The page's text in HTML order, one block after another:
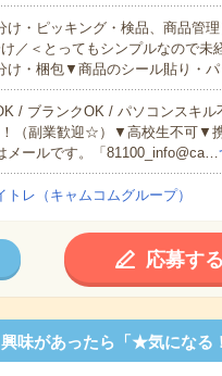
け・ピッキング・検品、商品管理
／＜とってもシンプルなので
け・梱包▼商品のシール貼り・
/ ブランクOK / パソコンスキル
（副業歓迎☆）▼高校生不可▼
メールです。「81100_info@ca…
トレ（キャムコムグループ）
応募する
興味があったら「★気になる